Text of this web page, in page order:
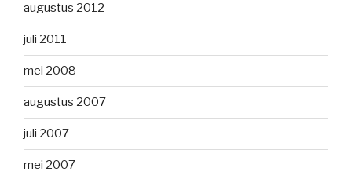
augustus 2012
juli 2011
mei 2008
augustus 2007
juli 2007
mei 2007